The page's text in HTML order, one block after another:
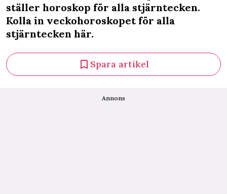
ställer horoskop för alla stjärntecken.
Kolla in veckohoroskopet för alla
stjärntecken här.
Spara artikel
Annons